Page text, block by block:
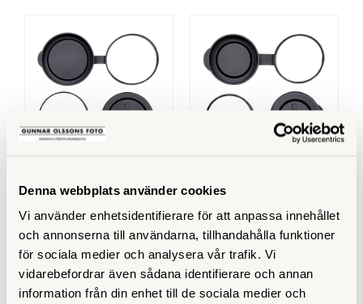
Denna webbplats använder cookies
Vi använder enhetsidentifierare för att anpassa innehållet
och annonserna till användarna, tillhandahålla funktioner
för sociala medier och analysera vår trafik. Vi
vidarebefordrar även sådana identifierare och annan
information från din enhet till de sociala medier och
Opticron Frontlock 50 L
Tillfälligt slut
195 SEK
LÄS MER
KÖP
Opticron Frontlock 32 M
Finns i lager
195 SEK
LÄS MER
KÖP